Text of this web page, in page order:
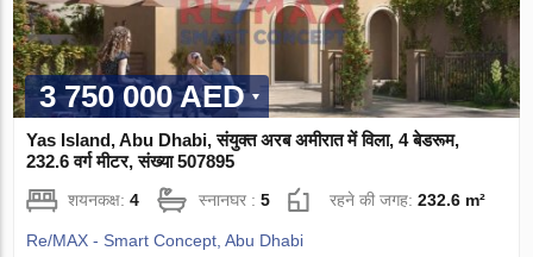
3 750 000 AED
Yas Island, Abu Dhabi, संयुक्त अरब अमीरात में विला, 4 बेडरूम,
232.6 वर्ग मीटर, संख्या 507895
शयनकक्ष:4 स्नानघर :5 रहने की जगह:232.6 m²
Re/MAX - Smart Concept, Abu Dhabi